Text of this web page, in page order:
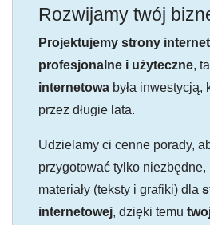
Rozwijamy twój
Projektujemy strony
profesjonalne i użyteczne,
internetowa była inwestycją,
przez długie lata.
Udzielamy ci cenne porady,
przygotować tylko niezbędne,
materiały (teksty i grafiki) dla
internetowej, dzięki temu